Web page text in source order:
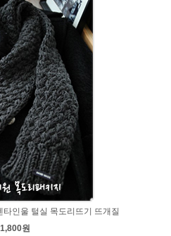
인울 털실 목도리뜨기 뜨개질
원